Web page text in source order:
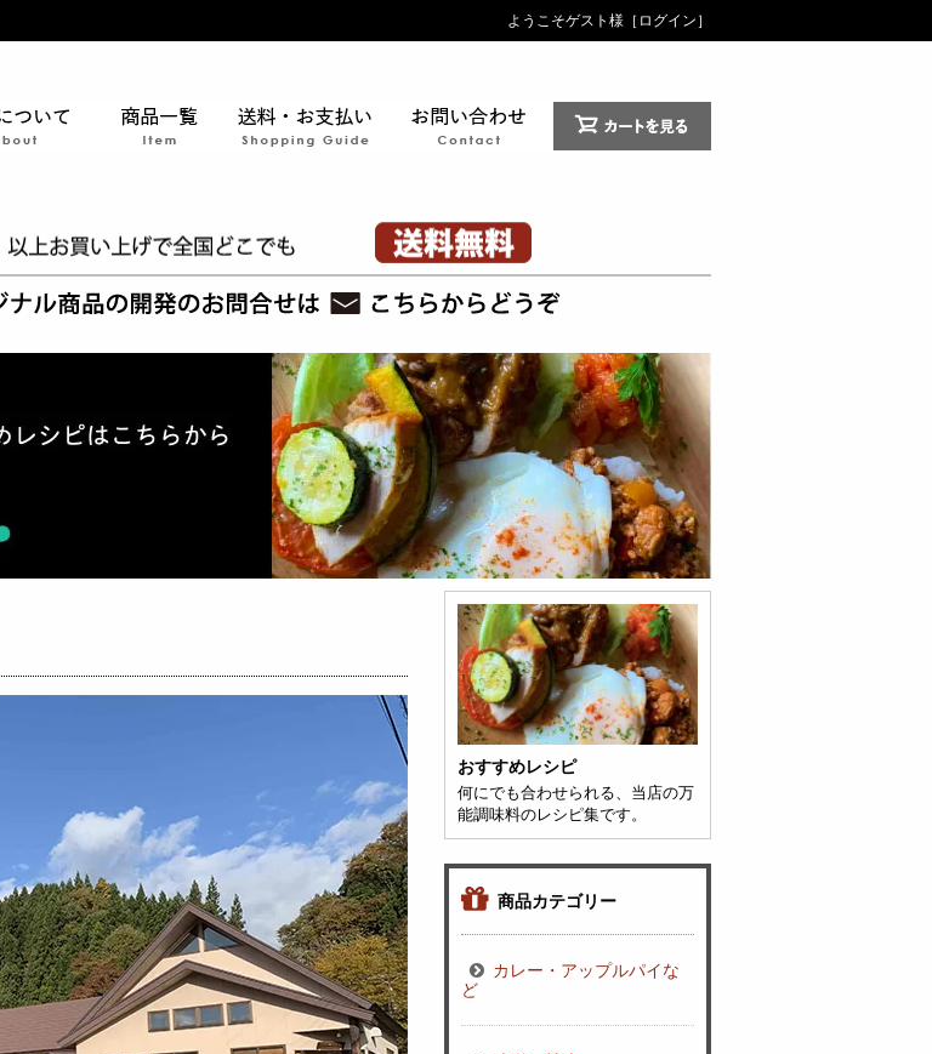
ようこそゲスト様［ ログイン ］
当店について 商品の一覧 お支払い・送料 お問合せ
おすすめレシピ
何にでも合わせられる、当店の万
能調味料のレシピ集です。
商品カテゴリー
カレー・アップルパイな
ど